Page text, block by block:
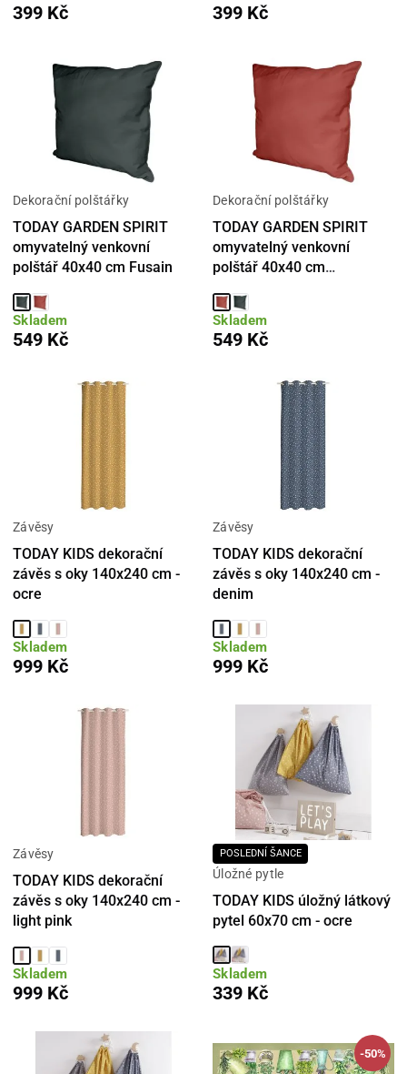
399 Kč 399 Kč
Dekorační polštářky
TODAY GARDEN SPIRIT
omyvatelný venkovní
polštář 40x40 cm Fusain
Skladem
549 Kč
Dekorační polštářky
TODAY GARDEN SPIRIT
omyvatelný venkovní
polštář 40x40 cm
Skladem
549 Kč
Závěsy
TODAY KIDS dekorační
závěs s oky 140x240 cm -
ocre
Skladem
999 Kč
Závěsy
TODAY KIDS dekorační
závěs s oky 140x240 cm -
denim
Skladem
999 Kč
Závěsy
TODAY KIDS dekorační
závěs s oky 140x240 cm -
light pink
Skladem
999 Kč
POSLEDNÍ ŠANCE
Úložné pytle
TODAY KIDS úložný látkový
pytel 60x70 cm - ocre
Skladem
339 Kč
-50%